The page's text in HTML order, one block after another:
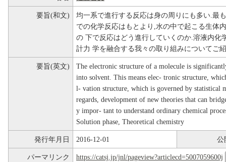
要旨(和文)
均一系で進行する反応は身の周りにも多い.最
での化学反応はもとより,水の中で起こる生体
の 下で反応はどう進行していくのか.溶液内化
計力 学を融合する我々の取り組みについてご
要旨(英文)
The electronic structure of a molecule is
into solvent. This means elec- tronic structure,
l- vation structure, which is governed by statistical
regards, development of new theories that can
y impor- tant to understand ordinary chemical
Solution phase, Theoretical chemistry
発行年月日 2016-12-01 公
パーマリンク https://catsj.jp/jnl/pageview?articlecd=5007059600j